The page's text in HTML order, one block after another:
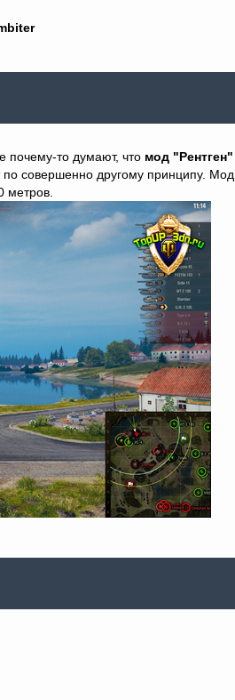
почему-то думают, что мод "Рентген"
по совершенно другому принципу. Мод
метров.